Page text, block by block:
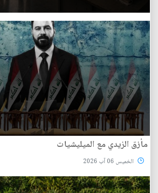
مأزق الزيدي مع الميليشيات
الخميس 06 آب 2026